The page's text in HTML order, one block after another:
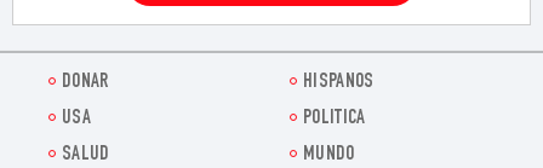
DONAR
HISPANOS
USA
POLITICA
SALUD
MUNDO